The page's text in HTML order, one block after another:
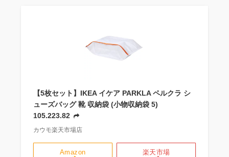
【5枚セット】IKEA イケア PARKLA ペルクラ シ
ューズバッグ 靴 収納袋 (小物収納袋 5)
105.223.82
カウモ楽天市場店
Amazon 楽天市場